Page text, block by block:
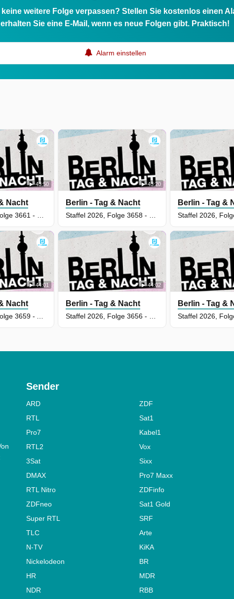
keine weitere Folge verpassen? Stellen Sie kostenlos einen
erhalten Sie eine E-Mail, wenn es neue Folgen gibt. Praktisch!
Alarm einstellen
43:50
Nacht
44:01
Nacht
43:20
Berlin - Tag & Nacht Berlin - Tag &
44:02
Berlin - Tag & Nacht Berlin - Tag &
Sender
ARD
ZDF
RTL
Sat1
Pro7
Kabel1
RTL2
Vox
3Sat
Sixx
DMAX
Pro7 Maxx
RTL Nitro
ZDFinfo
ZDFneo
Sat1 Gold
Super RTL
SRF
TLC
Arte
N-TV
KiKA
Nickelodeon
BR
HR
MDR
NDR
RBB